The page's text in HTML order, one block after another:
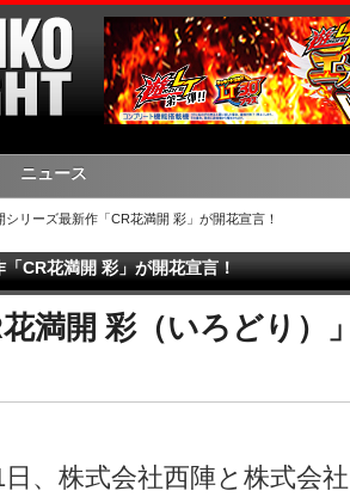
ニュース
シリーズ最新作「CR花満開 彩」が開花宣言！
CR花満開 彩」が開花宣言！
満開 彩（いろどり）
、株式会社西陣と株式会